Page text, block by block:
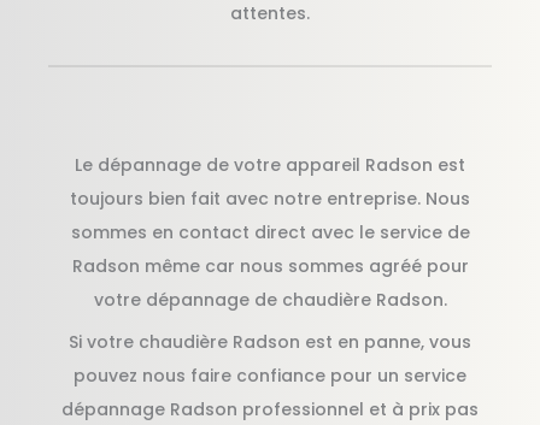
attentes.
Le dépannage de votre appareil Radson est
toujours bien fait avec notre entreprise. Nous
sommes en contact direct avec le service de
Radson même car nous sommes agréé pour
votre dépannage de chaudière Radson.
Si votre chaudière Radson est en panne, vous
pouvez nous faire confiance pour un service
dépannage Radson professionnel et à prix pas